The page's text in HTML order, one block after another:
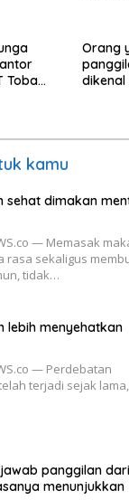
Toba
Orang
dikenal
kamu
sehat dimakan
— Memasak
rasa sekaligus
tidak…
lebih menyehatkan
— Perdebatan
terjadi sejak lama,
panggilan dari
menunjukkan